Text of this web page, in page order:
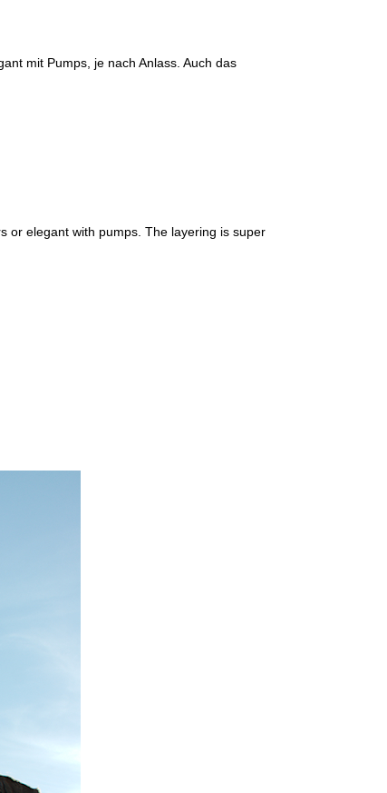
mit Pumps, je nach Anlass. Auch das
or elegant with pumps. The layering is super